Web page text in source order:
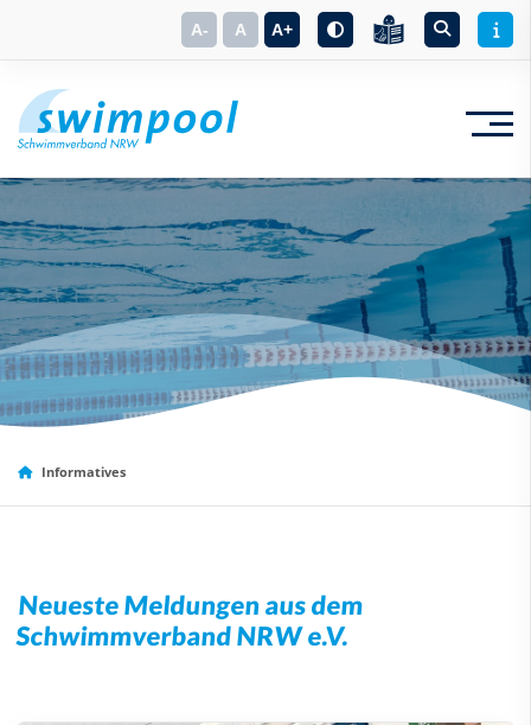
A- A A+
Suchbegriff eingeben
Informatives
Neueste Meldungen aus dem
Schwimmverband NRW e.V.